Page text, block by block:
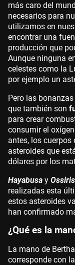
más caro del
necesarios para
utilizamos en
encontrar una
producción que
Aunque ninguna
celestes como la
por ejemplo un
Pero las
que también son
para crear
consumir el
antes, los cuerpos
asteroides que
dólares por los
Hayabusa y
realizadas esta
estos asteroides
han confirmado
¿Qué es la
La mano de
corresponde con